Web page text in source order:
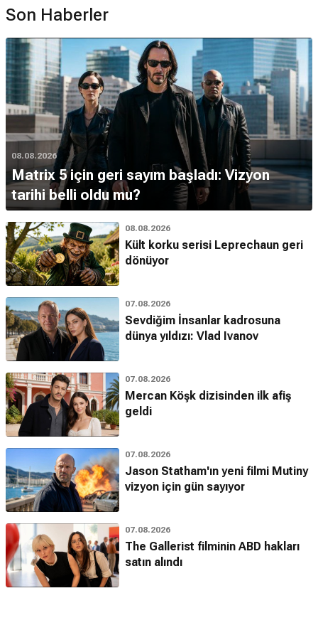
Son Haberler
08.08.2026
Matrix 5 için geri sayım başladı: Vizyon
tarihi belli oldu mu?
08.08.2026
Kült korku serisi Leprechaun geri
dönüyor
07.08.2026
Sevdiğim İnsanlar kadrosuna
dünya yıldızı: Vlad Ivanov
07.08.2026
Mercan Köşk dizisinden ilk afiş
geldi
07.08.2026
Jason Statham'ın yeni filmi Mutiny
vizyon için gün sayıyor
07.08.2026
The Gallerist filminin ABD hakları
satın alındı